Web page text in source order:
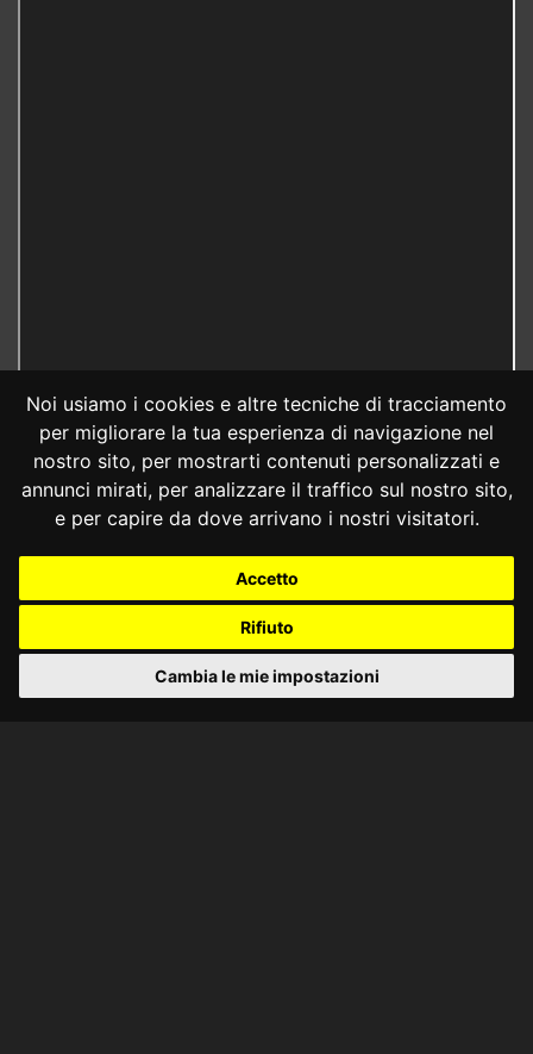
Noi usiamo i cookies e altre tecniche di tracciamento
per migliorare la tua esperienza di navigazione nel
nostro sito, per mostrarti contenuti personalizzati e
annunci mirati, per analizzare il traffico sul nostro sito,
e per capire da dove arrivano i nostri visitatori.
Accetto
Rifiuto
Cambia le mie impostazioni